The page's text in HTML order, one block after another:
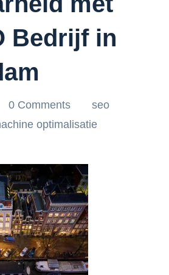
Bedrijf in
0 Comments
seo
optimalisatie